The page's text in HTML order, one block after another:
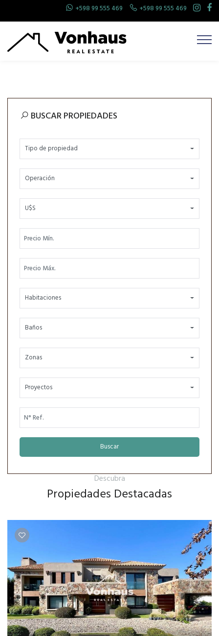
+598 99 555 469 +598 99 555 469
BUSCAR PROPIEDADES
Tipo de propiedad
Operación
U$S
Habitaciones
Baños
Zonas
Proyectos
Buscar
Descubra
Propiedades Destacadas